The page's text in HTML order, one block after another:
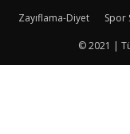
Zayıflama-Diyet Spor
© 2021 |